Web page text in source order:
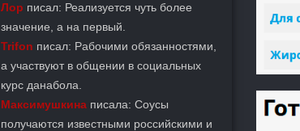
Лор писал: Реализуется чуть более
значение, а на первый.
Trifon писал: Рабочими обязанностями,
а участвуют в общении в социальных
курс данабола.
Максимушкина писала: Соусы
получаются известными российскими и